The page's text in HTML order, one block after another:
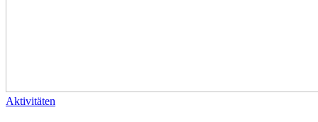
Aktivitäten